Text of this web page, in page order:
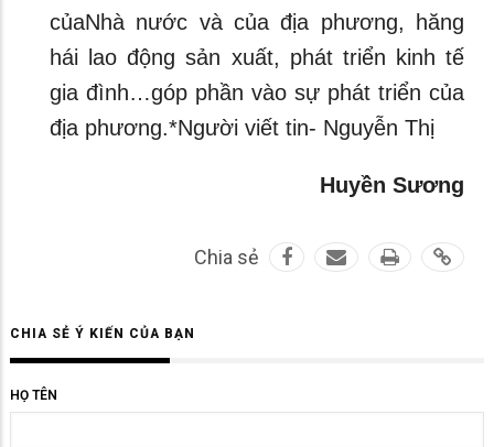
củaNhà nước và của địa phương, hăng
hái lao động sản xuất, phát triển kinh tế
gia đình…góp phần vào sự phát triển của
địa phương.*Người viết tin- Nguyễn Thị
Huyền Sương
Chia sẻ
CHIA SẺ Ý KIẾN CỦA BẠN
HỌ TÊN